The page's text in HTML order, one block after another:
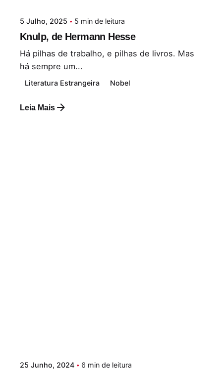
5 Julho, 2025 5 min de leitura
Knulp, de Hermann Hesse
Há pilhas de trabalho, e pilhas de livros. Mas
há sempre um...
Literatura Estrangeira Nobel
Leia Mais
25 Junho, 2024 6 min de leitura